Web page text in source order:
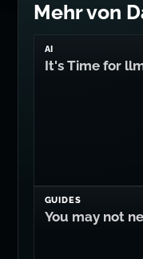
Mehr von
AI
It's Time for
GUIDES
You may not